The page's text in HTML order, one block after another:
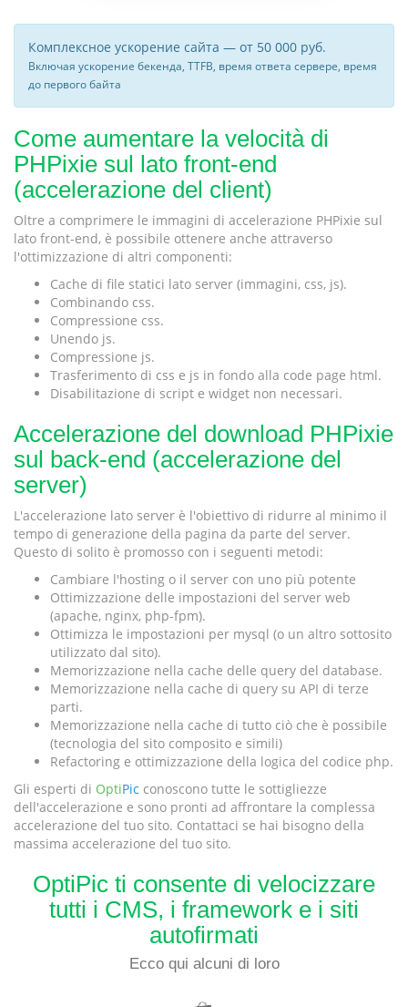
Комплексное ускорение сайта — от 50 000 руб.
Включая ускорение бекенда, TTFB, время ответа сервере, время
до первого байта
Come aumentare la velocità di
PHPixie sul lato front-end
(accelerazione del client)
Oltre a comprimere le immagini di accelerazione PHPixie sul
lato front-end, è possibile ottenere anche attraverso
l'ottimizzazione di altri componenti:
Cache di file statici lato server (immagini, css, js).
Combinando css.
Compressione css.
Unendo js.
Compressione js.
Trasferimento di css e js in fondo alla code page html.
Disabilitazione di script e widget non necessari.
Accelerazione del download PHPixie
sul back-end (accelerazione del
server)
L'accelerazione lato server è l'obiettivo di ridurre al minimo il
tempo di generazione della pagina da parte del server.
Questo di solito è promosso con i seguenti metodi:
Cambiare l'hosting o il server con uno più potente
Ottimizzazione delle impostazioni del server web
(apache, nginx, php-fpm).
Ottimizza le impostazioni per mysql (o un altro sottosito
utilizzato dal sito).
Memorizzazione nella cache delle query del database.
Memorizzazione nella cache di query su API di terze
parti.
Memorizzazione nella cache di tutto ciò che è possibile
(tecnologia del sito composito e simili)
Refactoring e ottimizzazione della logica del codice php.
Gli esperti di OptiPic conoscono tutte le sottigliezze
dell'accelerazione e sono pronti ad affrontare la complessa
accelerazione del tuo sito. Contattaci se hai bisogno della
massima accelerazione del tuo sito.
OptiPic ti consente di velocizzare
tutti i CMS, i framework e i siti
autofirmati
Ecco qui alcuni di loro